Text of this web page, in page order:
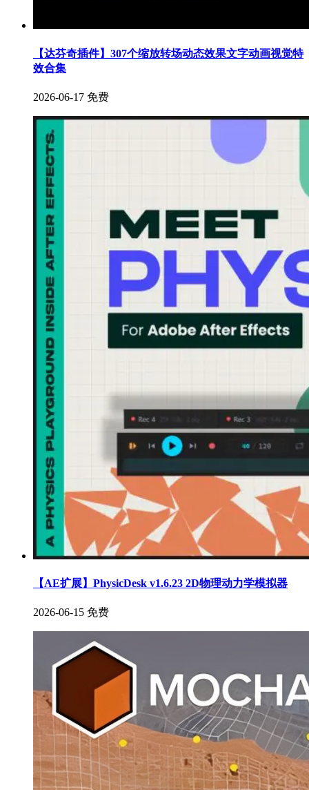
【达芬奇插件】307个缩放转场动态效果文字动画视觉特
效合集
2026-06-17 免费
【AE扩展】PhysicDesk v1.6.23 2D物理动力学模拟器
2026-06-15 免费